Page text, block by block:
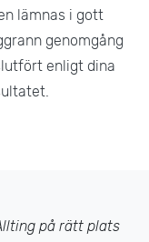
lämnas i gott
genomgång
enligt dina
på rätt plats